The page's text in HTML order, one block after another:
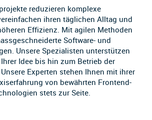
reduzieren komplexe
ihren täglichen Alltag und
Effizienz. Mit agilen Methoden
Software- und
Unsere Spezialisten unterstützen
Idee bis hin zum Betrieb der
Experten stehen Ihnen mit ihrer
von bewährten Frontend-
stets zur Seite.